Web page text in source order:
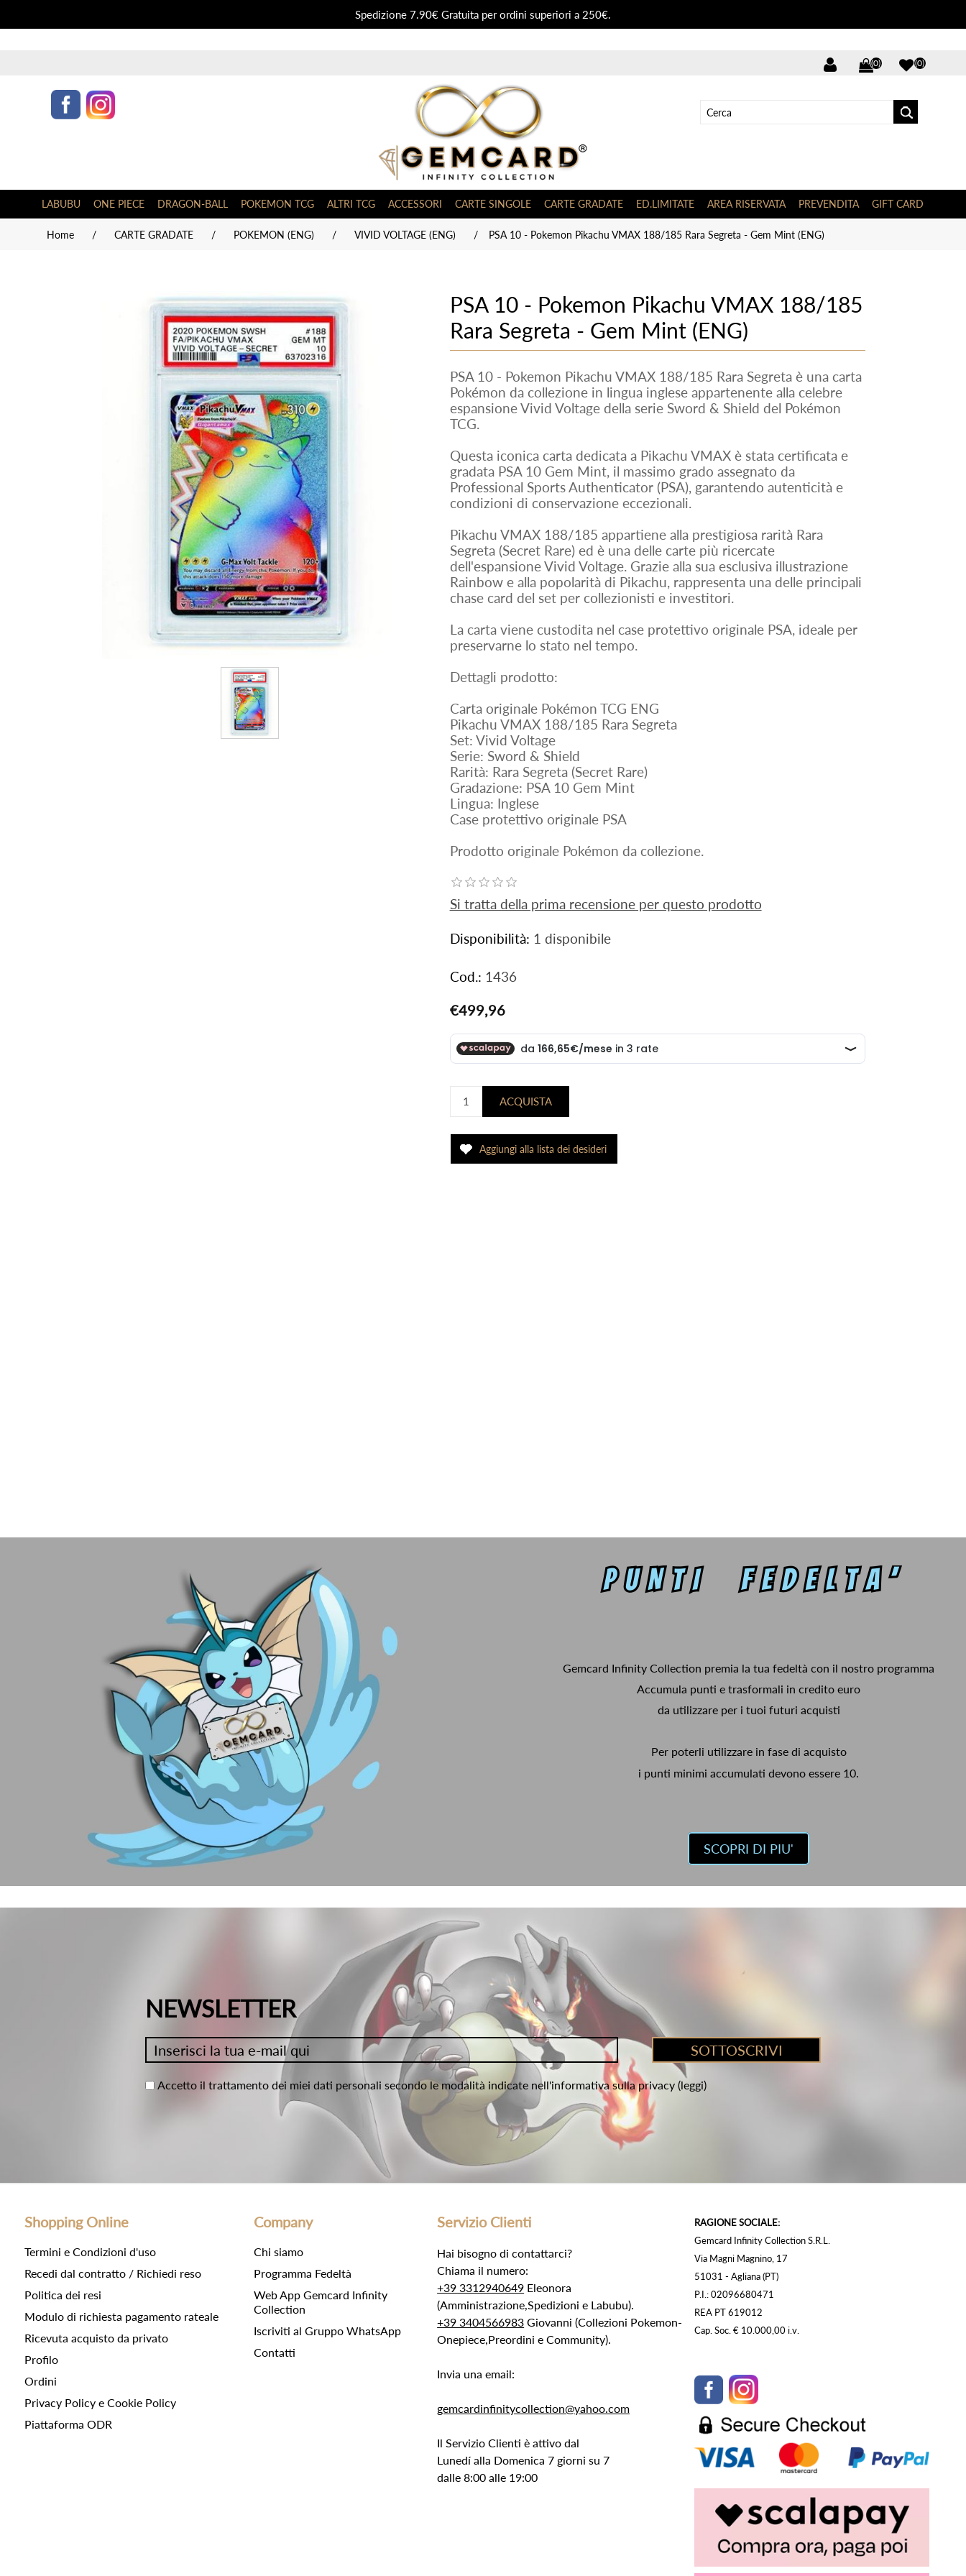
Spedizione 7.90€ Gratuita per ordini superiori a 250€.
(0) (0)
LABUBU ONE PIECE DRAGON-BALL POKEMON TCG ALTRI TCG ACCESSORI CARTE SINGOLE CARTE GRADATE ED.LIMITATE AREA RISERVATA PREVENDITA GIFT CARD
Home / CARTE GRADATE / POKEMON (ENG) / VIVID VOLTAGE (ENG) / PSA 10 - Pokemon Pikachu VMAX 188/185 Rara Segreta - Gem Mint (ENG)
PSA 10 - Pokemon Pikachu VMAX 188/185
Rara Segreta - Gem Mint (ENG)
PSA 10 - Pokemon Pikachu VMAX 188/185 Rara Segreta è una carta
Pokémon da collezione in lingua inglese appartenente alla celebre
espansione Vivid Voltage della serie Sword & Shield del Pokémon
TCG.
Questa iconica carta dedicata a Pikachu VMAX è stata certificata e
gradata PSA 10 Gem Mint, il massimo grado assegnato da
Professional Sports Authenticator (PSA), garantendo autenticità e
condizioni di conservazione eccezionali.
Pikachu VMAX 188/185 appartiene alla prestigiosa rarità Rara
Segreta (Secret Rare) ed è una delle carte più ricercate
dell'espansione Vivid Voltage. Grazie alla sua esclusiva illustrazione
Rainbow e alla popolarità di Pikachu, rappresenta una delle principali
chase card del set per collezionisti e investitori.
La carta viene custodita nel case protettivo originale PSA, ideale per
preservarne lo stato nel tempo.
Dettagli prodotto:
Carta originale Pokémon TCG ENG
Pikachu VMAX 188/185 Rara Segreta
Set: Vivid Voltage
Serie: Sword & Shield
Rarità: Rara Segreta (Secret Rare)
Gradazione: PSA 10 Gem Mint
Lingua: Inglese
Case protettivo originale PSA
Prodotto originale Pokémon da collezione.
Si tratta della prima recensione per questo prodotto
Disponibilità: 1 disponibile
Cod.: 1436
€499,96
Gemcard Infinity Collection premia la tua fedeltà con il nostro programma
Accumula punti e trasformali in credito euro
da utilizzare per i tuoi futuri acquisti
Per poterli utilizzare in fase di acquisto
i punti minimi accumulati devono essere 10.
SCOPRI DI PIU'
NEWSLETTER
Accetto il trattamento dei miei dati personali secondo le modalità indicate nell'informativa sulla privacy (leggi)
Shopping Online
Termini e Condizioni d'uso
Recedi dal contratto / Richiedi reso
Politica dei resi
Modulo di richiesta pagamento rateale
Ricevuta acquisto da privato
Profilo
Ordini
Privacy Policy e Cookie Policy
Piattaforma ODR
Company
Chi siamo
Programma Fedeltà
Web App Gemcard Infinity
Collection
Iscriviti al Gruppo WhatsApp
Contatti
Servizio Clienti
Hai bisogno di contattarci?
Chiama il numero:
+39 3312940649 Eleonora
(Amministrazione,Spedizioni e Labubu).
+39 3404566983 Giovanni (Collezioni Pokemon-
Onepiece,Preordini e Community).
Invia una email:
gemcardinfinitycollection@yahoo.com
Il Servizio Clienti è attivo dal
Lunedí alla Domenica 7 giorni su 7
dalle 8:00 alle 19:00
RAGIONE SOCIALE:
Gemcard Infinity Collection S.R.L.
Via Magni Magnino, 17
51031 - Agliana (PT)
P.I.: 02096680471
REA PT 619012
Cap. Soc. € 10.000,00 i.v.